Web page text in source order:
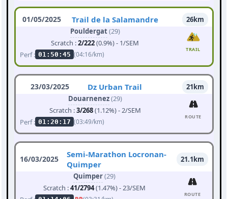
01/05/2025 Trail de la Salamandre
26km
Pouldergat(29)
Scratch :2/222(0.9%) - 1/SEM
Perf : 01:50:45 (04:16/km)
TRAIL
23/03/2025 Dz Urban Trail
21km
Douarnenez(29)
Scratch :3/268(1.12%) - 2/SEM
Perf : 01:20:17 (03:49/km)
ROUTE
16/03/2025
Semi-Marathon Locronan-
Quimper
21.1km
Quimper(29)
Scratch :41/2794(1.47%) - 23/SEM
ROUTE